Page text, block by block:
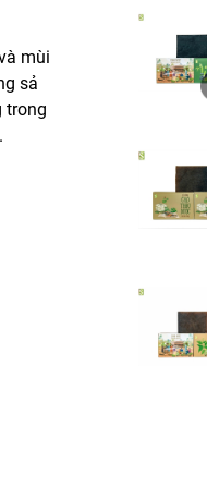
mùi
sả
trong